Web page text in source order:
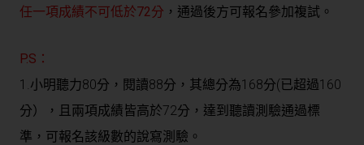
任一項成績不可低於72分 ，通過後方可報名參加複試。
P.S：
1.小明聽力80分，閱讀88分，其總分為168分(已超過160
分），且兩項成績皆高於72分，達到聽讀測驗通過標
準，可報名該級數的說寫測驗。